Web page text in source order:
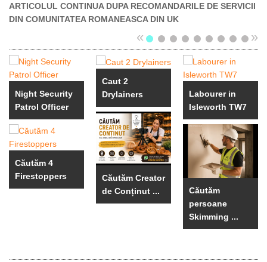
ARTICOLUL CONTINUA DUPA RECOMANDARILE DE SERVICII
DIN COMUNITATEA ROMANEASCA DIN UK
« »
Night Security
Patrol Officer
Căutăm 4
Firestoppers
Caut 2
Drylainers
Căutăm Creator
de Conținut ...
Labourer in
Isleworth TW7
Căutăm
persoane
Skimming ...